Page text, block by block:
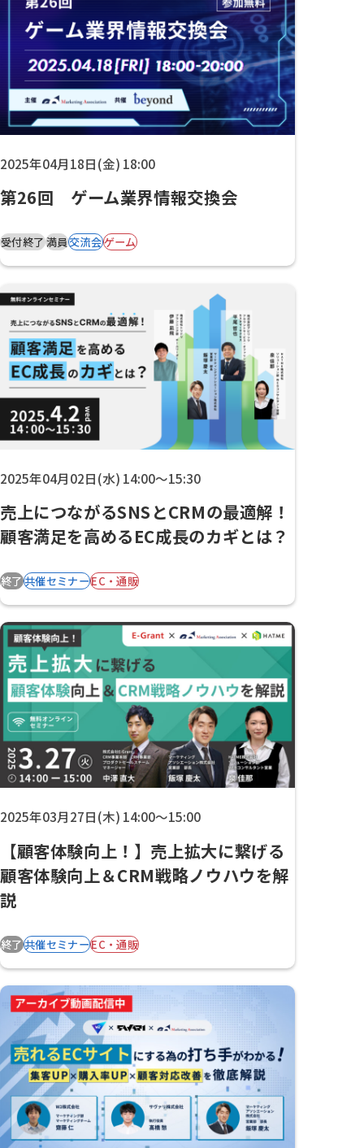
2025年04月18日(金) 18:00
第26回 ゲーム業界情報交換会
受付終了満員交流会ゲーム
2025年04月02日(水) 14:00～15:30
売上につながるSNSとCRMの最適解！
顧客満足を高めるEC成長のカギとは？
終了共催セミナーEC・通販
2025年03月27日(木) 14:00～15:00
【顧客体験向上！】売上拡大に繋げる
顧客体験向上＆CRM戦略ノウハウを解
説
終了共催セミナーEC・通販